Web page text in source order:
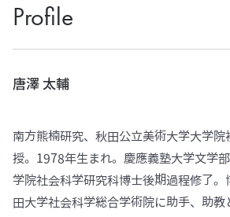
Profile
唐澤 太輔
南方熊楠研究、秋田公立美術大学大学院
授。1978年生まれ。慶應義塾大学文学
学院社会科学研究科博士後期過程修了。
田大学社会科学総合学術院に助手、助教